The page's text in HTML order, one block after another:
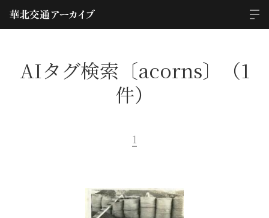
AIタグ検索〔acorns〕（1
件）
1